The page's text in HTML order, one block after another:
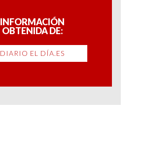
INFORMACIÓN
OBTENIDA DE:
DIARIO EL DÍA.ES